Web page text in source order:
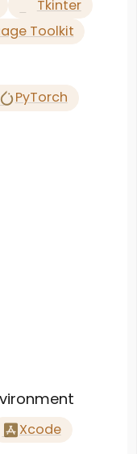
Tkinter
Toolkit
PyTorch
Xcode